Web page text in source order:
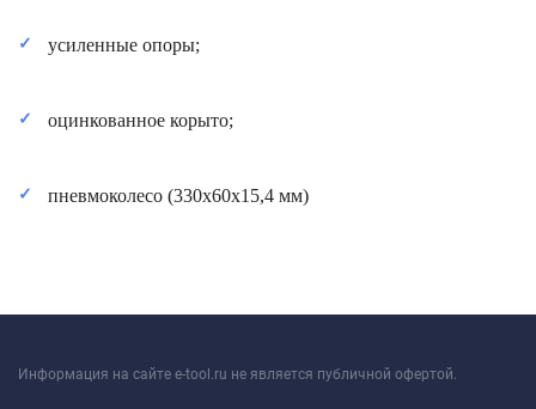
усиленные опоры;
оцинкованное корыто;
пневмоколесо (330х60х15,4 мм)
Информация на сайте e-tool.ru не является публичной офертой.